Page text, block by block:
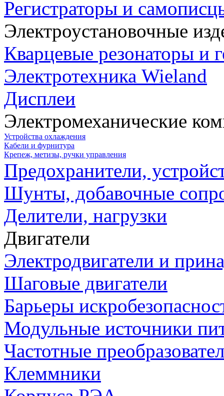
Регистраторы и
Электроустановочные
Кварцевые резонаторы и
Электротехника Wieland
Дисплеи
Электромеханические
Устройства охлаждения
Кабели и фурнитура
Крепеж, метизы, ручки управления
Предохранители,
Шунты, добавочные
Делители, нагрузки
Двигатели
Электродвигатели и
Шаговые двигатели
Барьеры
Модульные источники
Частотные
Клеммники